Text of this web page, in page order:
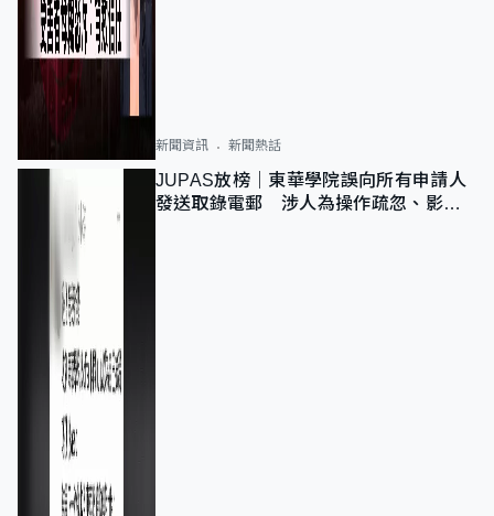
新聞資訊 新聞熱話
JUPAS放榜｜東華學院誤向所有申請人
發送取錄電郵 涉人為操作疏忽、影響